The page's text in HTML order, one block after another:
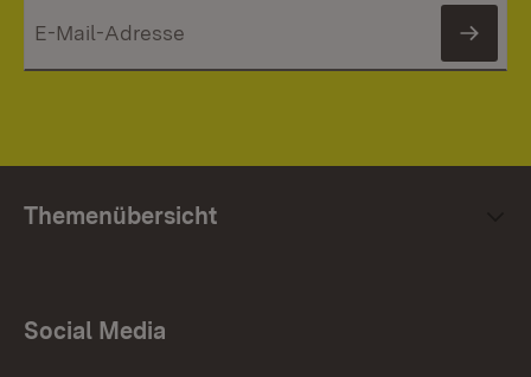
Themenübersicht
Social Media